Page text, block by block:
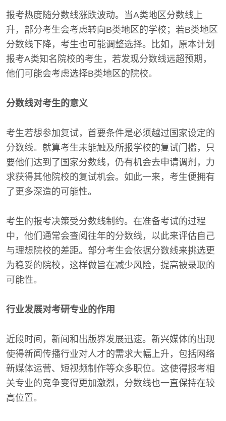
报考热度随分数线涨跌波动。当A类地区分数线上
升，部分考生会考虑转向B类地区的学校；若B类地区
分数线下降，考生也可能调整选择。比如，原本计划
报考A类知名院校的考生，若发现分数线远超预期，
他们可能会考虑选择B类地区的院校。
分数线对考生的意义
考生若想参加复试，首要条件是必须越过国家设定的
分数线。就算考生未能触及所报学校的复试门槛，只
要他们达到了国家分数线，仍有机会去申请调剂，力
求获得其他院校的复试机会。如此一来，考生便拥有
了更多深造的可能性。
考生的报考决策受分数线制约。在准备考试的过程
中，他们通常会查阅往年的分数线，以此来评估自己
与理想院校的差距。部分考生会依据分数线来挑选更
为稳妥的院校，这样做旨在减少风险，提高被录取的
可能性。
行业发展对考研专业的作用
近段时间，新闻和出版界发展迅速。新兴媒体的出现
使得新闻传播行业对人才的需求大幅上升，包括网络
新媒体运营、短视频制作等众多职位。这使得报考相
关专业的竞争变得更加激烈，分数线也一直保持在较
高位置。